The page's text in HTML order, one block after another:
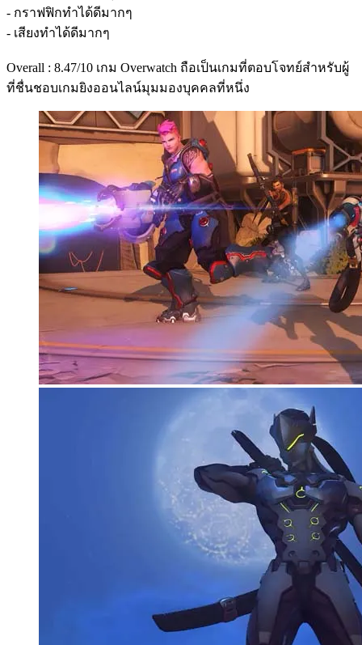
- กราฟฟิกทำได้ดีมากๆ
- เสียงทำได้ดีมากๆ
Overall : 8.47/10 เกม Overwatch ถือเป็นเกมที่ตอบโจทย์สำหรับผู้
ที่ชื่นชอบเกมยิงออนไลน์มุมมองบุคคลที่หนึ่ง